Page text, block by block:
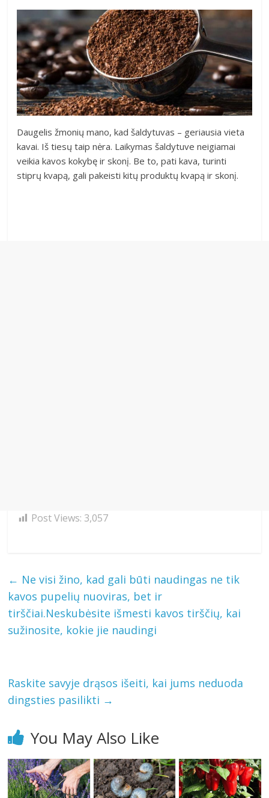
Daugelis žmonių mano, kad šaldytuvas – geriausia vieta
kavai. Iš tiesų taip nėra. Laikymas šaldytuve neigiamai
veikia kavos kokybę ir skonį. Be to, pati kava, turinti
stiprų kvapą, gali pakeisti kitų produktų kvapą ir skonį.
Post Views: 3,057
← Ne visi žino, kad gali būti naudingas ne tik
kavos pupelių nuoviras, bet ir
tirščiai.Neskubėsite išmesti kavos tirščių, kai
sužinosite, kokie jie naudingi
Raskite savyje drąsos išeiti, kai jums neduoda
dingsties pasilikti →
You May Also Like